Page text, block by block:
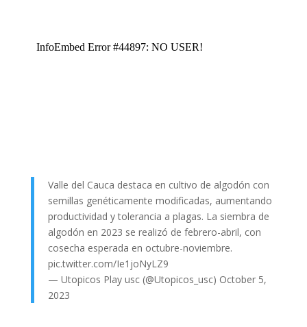
Valle del Cauca destaca en cultivo de algodón con
semillas genéticamente modificadas, aumentando
productividad y tolerancia a plagas. La siembra de
algodón en 2023 se realizó de febrero-abril, con
cosecha esperada en octubre-noviembre.
pic.twitter.com/Ie1joNyLZ9
— Utopicos Play usc (@Utopicos_usc) October 5,
2023